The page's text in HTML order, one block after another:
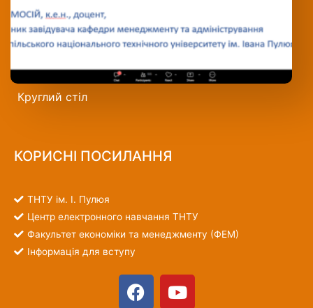
Круглий стіл
КОРИСНІ ПОСИЛАННЯ
ТНТУ ім. І. Пулюя
Центр електронного навчання ТНТУ
Факультет економіки та менеджменту (ФЕМ)
Інформація для вступу